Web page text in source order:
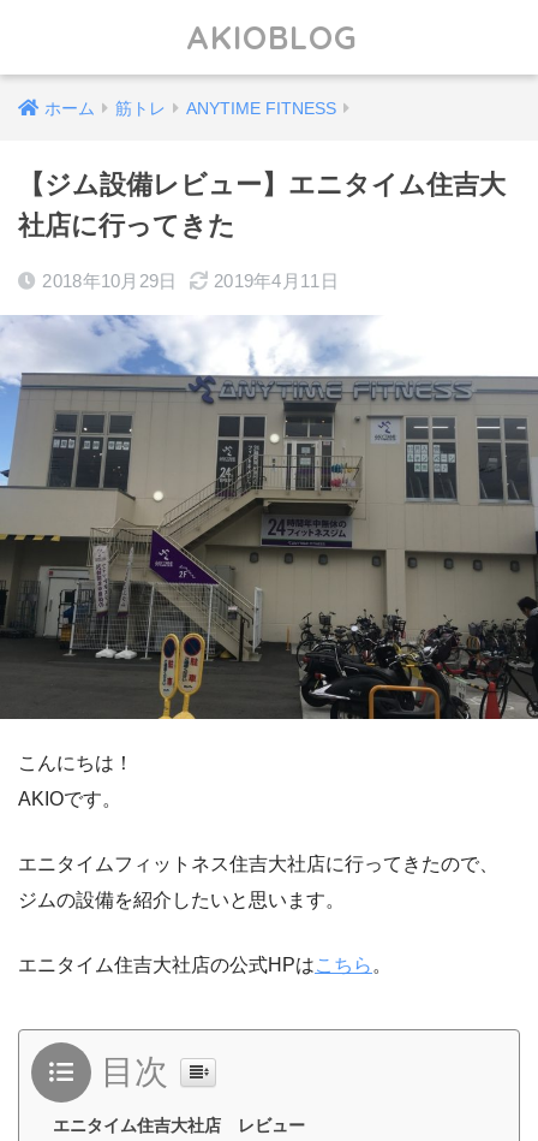
AKIOBLOG
ホーム 筋トレ ANYTIME FITNESS
【ジム設備レビュー】エニタイム住吉大
社店に行ってきた
2018年10月29日 2019年4月11日
こんにちは！
AKIOです。
エニタイムフィットネス住吉大社店に行ってきたので、
ジムの設備を紹介したいと思います。
エニタイム住吉大社店の公式HPはこちら 。
目次
エニタイム住吉大社店 レビュー